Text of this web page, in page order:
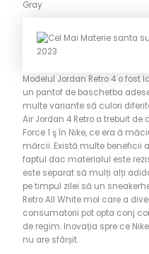
Gray
Modelul Jordan Retro 4 o fost
un pantof de baschetba
multe variante să culori
Air Jordan 4 Retro a trebuit
Force 1 ş în Nike, ce era ă
mărcii. Există multe beneficii
faptul dac materialul este
este separat să mulți alți
pe timpul zilei să un
Retro All White mol care a
consumatorii pot opta conj
de regim. Inovația spre ce
nu are sfârșit.